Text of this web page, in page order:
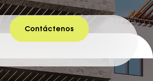
Contáctenos